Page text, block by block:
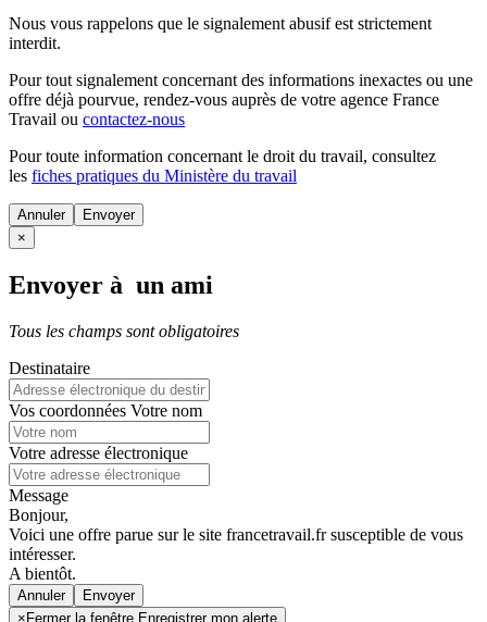
Nous vous rappelons que le signalement abusif est strictement
interdit.
Pour tout signalement concernant des informations inexactes ou une
offre déjà pourvue, rendez-vous auprès de votre agence France
Travail ou contactez-nous
Pour toute information concernant le droit du travail, consultez
les fiches pratiques du Ministère du travail
Annuler
×
Envoyer à un ami
Tous les champs sont obligatoires
Destinataire
Vos coordonnées Votre nom
Votre adresse électronique
Message
Bonjour,
Voici une offre parue sur le site francetravail.fr susceptible de vous
intéresser.
A bientôt.
Annuler
× Fermer la fenêtre Enregistrer mon alerte